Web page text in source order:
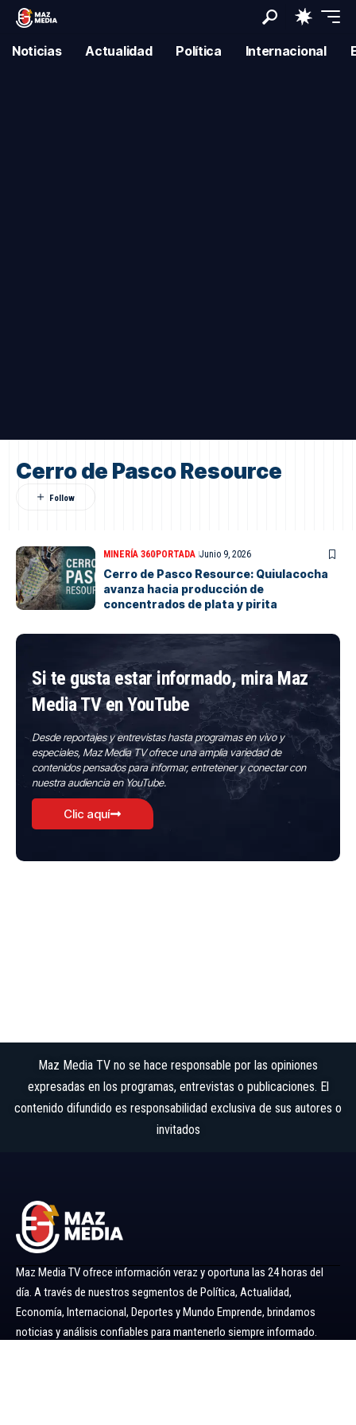
Noticias Actualidad Política Internacional
Cerro de Pasco Resource
MINERÍA 360PORTADA Junio 9, 2026
Cerro de Pasco Resource: Quiulacocha
avanza hacia producción de
concentrados de plata y pirita
Si te gusta estar informado, mira Maz
Media TV en YouTube
Desde reportajes y entrevistas hasta programas en vivo y
especiales, Maz Media TV ofrece una amplia variedad de
contenidos pensados para informar, entretener y conectar con
nuestra audiencia en YouTube.
Clic aquí
Maz Media TV no se hace responsable por las opiniones
expresadas en los programas, entrevistas o publicaciones. El
contenido difundido es responsabilidad exclusiva de sus autores o
invitados
Maz Media TV ofrece información veraz y oportuna las 24 horas del
día. A través de nuestros segmentos de Política, Actualidad,
Economía, Internacional, Deportes y Mundo Emprende, brindamos
noticias y análisis confiables para mantenerlo siempre informado.